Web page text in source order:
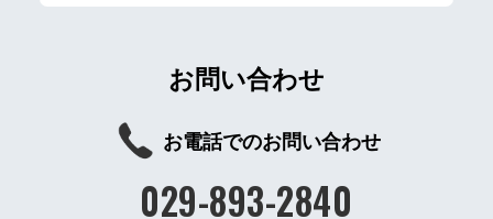
お問い合わせ
お電話でのお問い合わせ
029-893-2840